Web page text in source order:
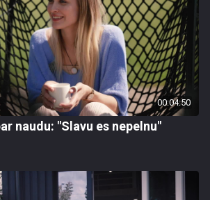
00:04:50
naudu: "Slavu es nepelnu"